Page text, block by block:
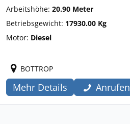
Arbeitshöhe: 20.90 Meter
Betriebsgewicht: 17930.00 Kg
Motor: Diesel
BOTTROP
Mehr Details Anrufen